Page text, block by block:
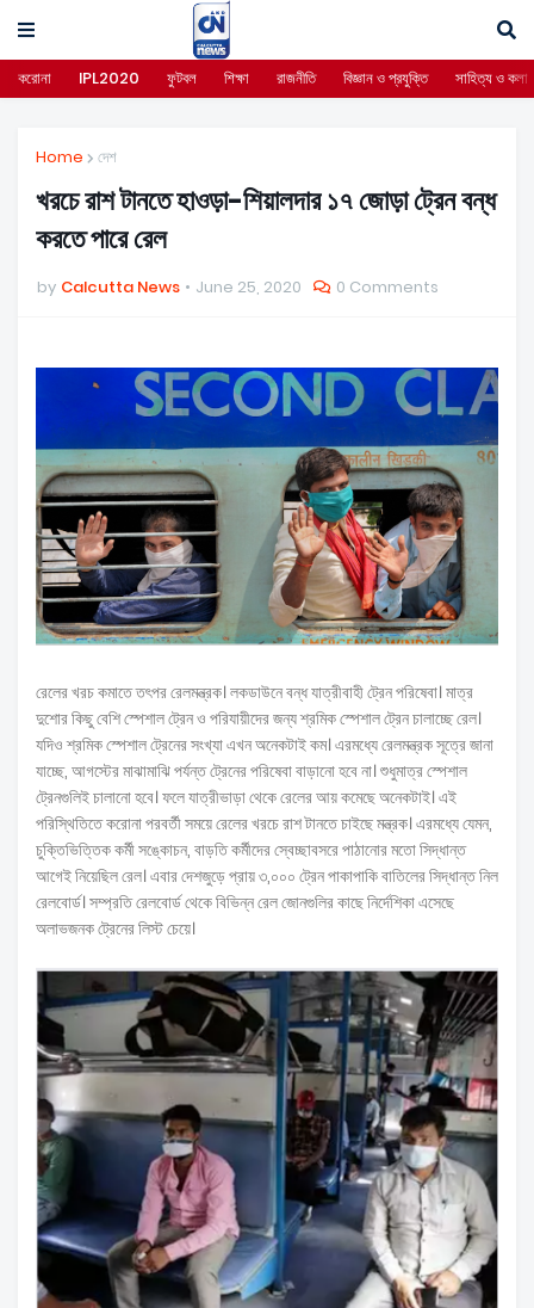
করোনা IPL2020 ফুটবল শিক্ষা রাজনীতি বিজ্ঞান ও প্রযুক্তি সাহিত্য ও কলা
Home দেশ
খরচে রাশ টানতে হাওড়া-শিয়ালদার ১৭ জোড়া ট্রেন বন্ধ
করতে পারে রেল
by Calcutta News June 25, 2020 0 Comments
রেলের খরচ কমাতে তৎপর রেলমন্ত্রক। লকডাউনে বন্ধ যাত্রীবাহী ট্রেন পরিষেবা। মাত্র
দুশোর কিছু বেশি স্পেশাল ট্রেন ও পরিযায়ীদের জন্য শ্রমিক স্পেশাল ট্রেন চালাচ্ছে রেল।
যদিও শ্রমিক স্পেশাল ট্রেনের সংখ্যা এখন অনেকটাই কম। এরমধ্যে রেলমন্ত্রক সূত্রে জানা
যাচ্ছে, আগস্টের মাঝামাঝি পর্যন্ত ট্রেনের পরিষেবা বাড়ানো হবে না। শুধুমাত্র স্পেশাল
ট্রেনগুলিই চালানো হবে। ফলে যাত্রীভাড়া থেকে রেলের আয় কমেছে অনেকটাই। এই
পরিস্থিতিতে করোনা পরবর্তী সময়ে রেলের খরচে রাশ টানতে চাইছে মন্ত্রক। এরমধ্যে যেমন,
চুক্তিভিত্তিক কর্মী সঙ্কোচন, বাড়তি কর্মীদের স্বেচ্ছাবসরে পাঠানোর মতো সিদ্ধান্ত
আগেই নিয়েছিল রেল। এবার দেশজুড়ে প্রায় ৩,০০০ ট্রেন পাকাপাকি বাতিলের সিদ্ধান্ত নিল
রেলবোর্ড। সম্প্রতি রেলবোর্ড থেকে বিভিন্ন রেল জোনগুলির কাছে নির্দেশিকা এসেছে
অলাভজনক ট্রেনের লিস্ট চেয়ে।